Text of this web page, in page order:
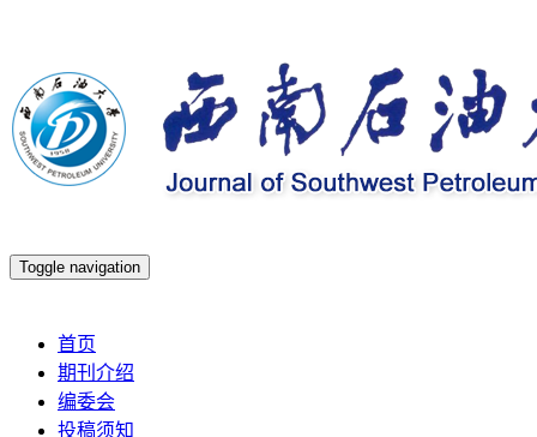
Toggle navigation
首页
期刊介绍
编委会
投稿须知